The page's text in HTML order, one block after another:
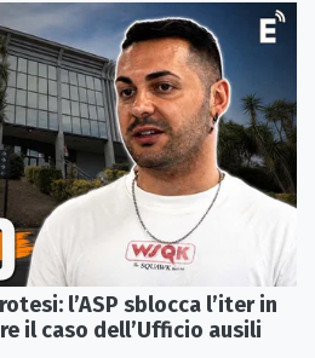
l’ASP sblocca l’iter in
il caso dell’Ufficio ausili